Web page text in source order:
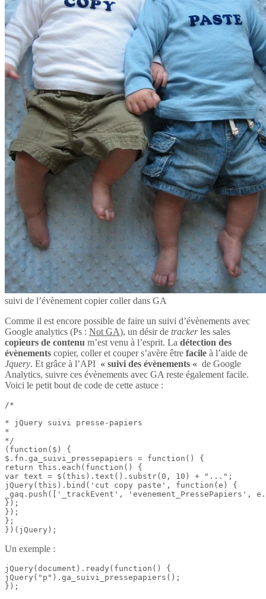
suivi de l’évènement copier coller dans GA
Comme il est encore possible de faire un suivi d’évènements avec
Google analytics (Ps : Not GA), un désir de trackerles sales
copieurs de contenu m’est venu à l’esprit. La détection des
évènements copier, coller et couper s’avère être facile à l’aide de
Jquery. Et grâce à l’API « suivi des évènements « de Google
Analytics, suivre ces évènements avec GA reste également facile.
Voici le petit bout de code de cette astuce :
/*
* jQuery suivi presse-papiers
*
*/
(function($) {
$.fn.ga_suivi_pressepapiers = function() {
return this.each(function() {
var text = $(this).text().substr(0, 10) + "...";
jQuery(this).bind('cut copy paste', function(e) {
_gaq.push(['_trackEvent', 'evenement_PressePapiers',
});
});
};
})(jQuery);
Un exemple :
jQuery(document).ready(function() {
jQuery("p").ga_suivi_pressepapiers();
});